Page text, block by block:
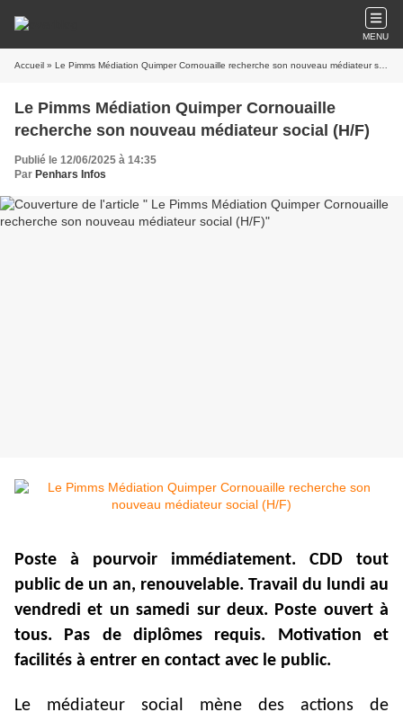
MENU
Accueil » Le Pimms Médiation Quimper Cornouaille recherche son nouveau médiateur social (H/F)
Le Pimms Médiation Quimper Cornouaille
recherche son nouveau médiateur social (H/F)
Publié le 12/06/2025 à 14:35
Par Penhars Infos
Poste à pourvoir immédiatement. CDD tout
public de un an, renouvelable. Travail du lundi au
vendredi et un samedi sur deux. Poste ouvert à
tous. Pas de diplômes requis. Motivation et
facilités à entrer en contact avec le public.
Le médiateur social mène des actions de